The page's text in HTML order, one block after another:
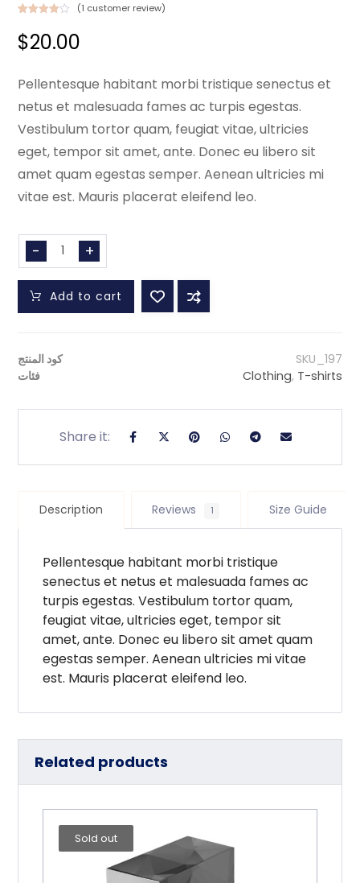
out of 5
based
on
(1 customer review)
$20.00
Pellentesque habitant morbi tristique senectus et
netus et malesuada fames ac turpis egestas.
Vestibulum tortor quam, feugiat vitae, ultricies
eget, tempor sit amet, ante. Donec eu libero sit
amet quam egestas semper. Aenean ultricies mi
vitae est. Mauris placerat eleifend leo.
- +
Add to cart
كود المنتج
SKU_197
فئات
Clothing, T-shirts
Description Reviews 1 Size Guide
Pellentesque habitant morbi tristique
senectus et netus et malesuada fames ac
turpis egestas. Vestibulum tortor quam,
feugiat vitae, ultricies eget, tempor sit
amet, ante. Donec eu libero sit amet quam
egestas semper. Aenean ultricies mi vitae
est. Mauris placerat eleifend leo.
Related products
Sold out